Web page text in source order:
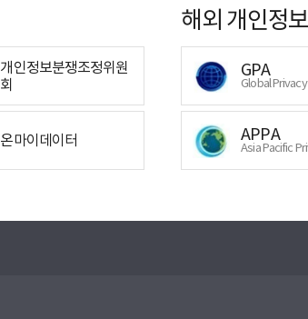
개인정보분쟁조정위원
회
온마이데이터
해외 개인정
GPA
Global
APPA
Asia Pacific